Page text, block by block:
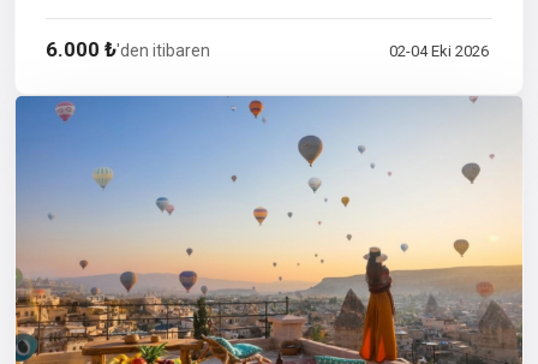
6.000 ₺'den itibaren 02-04 Eki 2026